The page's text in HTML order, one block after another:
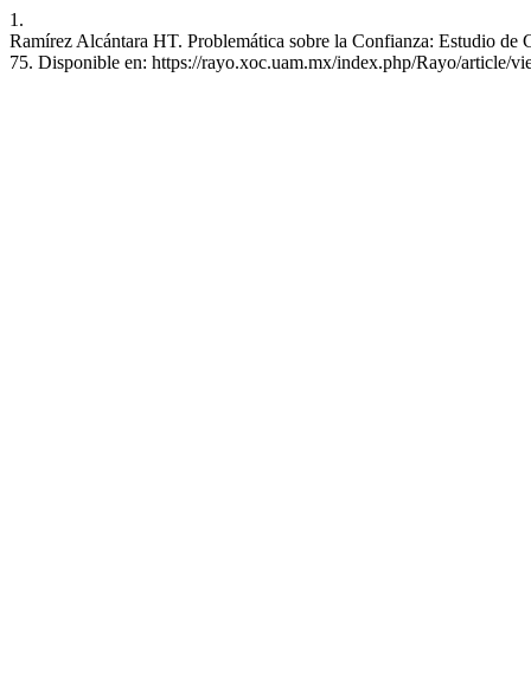
1.
Ramírez Alcántara HT. Problemática sobre la Confianza: Estudio
75. Disponible en: https://rayo.xoc.uam.mx/index.php/Rayo/article/